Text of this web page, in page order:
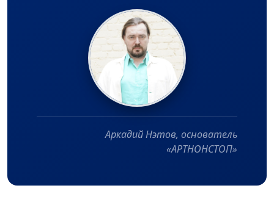
Аркадий Нэтов, основатель
«АРТНОНСТОП»